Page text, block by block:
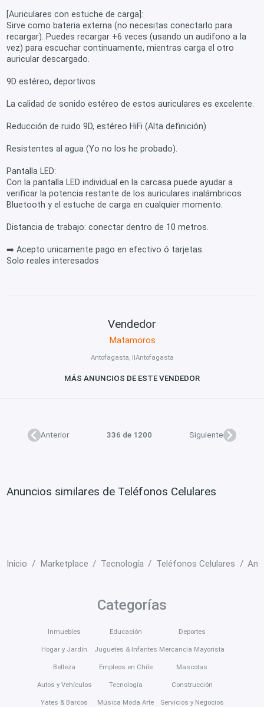
[Auriculares con estuche de carga]:
Sirve como bateria externa (no necesitas conectarlo para
recargar). Puedes recargar +6 veces (usando un audifono a la
vez) para escuchar continuamente, mientras carga el otro
auricular descargado.
9D estéreo, deportivos
La calidad de sonido estéreo de estos auriculares es excelente.
Reducción de ruido 9D, estéreo HiFi (Alta definición)
Resistentes al agua (Yo no los he probado).
Pantalla LED:
Con la pantalla LED individual en la carcasa puede ayudar a
verificar la potencia restante de los auriculares inalámbricos
Bluetooth y el estuche de carga en cualquier momento.
Distancia de trabajo: conectar dentro de 10 metros.
➡️ Acepto unicamente pago en efectivo ó tarjetas.
Solo reales interesados
Vendedor
Matamoros
Antofagasta, IIAntofagasta
MÁS ANUNCIOS DE ESTE VENDEDOR
Anterior 336 de 1200 Siguiente
Anuncios similares de Teléfonos Celulares
Inicio Marketplace Tecnología Teléfonos Celulares
Categorías
Inmuebles
Hogar y Jardín
Belleza
Autos y Vehículos
Yates & Barcos
Educación
Juguetes & Infantes
Empleos en Chile
Tecnología
Música Moda Arte
Deportes
Mercancía Mayorista
Mascotas
Construcción
Servicios y Negocios